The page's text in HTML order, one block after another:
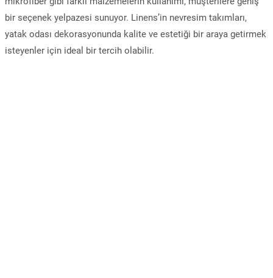
bir seçenek yelpazesi sunuyor. Linens’in nevresim takımları,
yatak odası dekorasyonunda kalite ve estetiği bir araya getirmek
isteyenler için ideal bir tercih olabilir.